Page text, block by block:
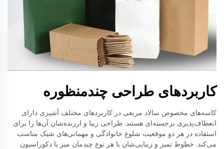
کاربردهای طراحی چندمنظوره
کاسه‌های مخصوص سالاد مربعی در کاربردهای مختلف آشپزی دارای
انعطاف‌پذیری برجسته‌ای هستند. طراحی زیبا و ارزنده‌شان آن‌ها را برای
استفاده در هر دو موقعیت شلوغ خانوادگی و مهمانی‌های شیک مناسب
می‌کند. خطوط تمیز و زیبایی‌شان با هر نوع چیدمان میز یا دکوراسیون